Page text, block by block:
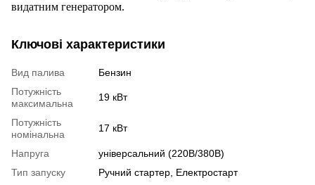
видатним генератором.
Ключові характеристики
Вид палива
Бензин
Потужність
максимальна
19 кВт
Потужність
номінальна
17 кВт
Напруга
універсальний (220В/380В)
Тип запуску
Ручний стартер, Електростарт